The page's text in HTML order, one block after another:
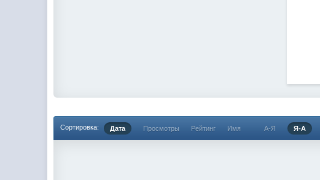
Сортировка: Дата Просмотры Рейтинг Имя А-Я Я-А